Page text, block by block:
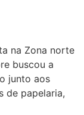
na Zona norte
buscou a
junto aos
de papelaria,